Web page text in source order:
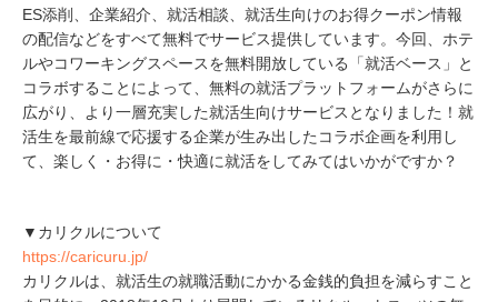
ES添削、企業紹介、就活相談、就活生向けのお得クーポン情報
の配信などをすべて無料でサービス提供しています。今回、ホテ
ルやコワーキングスペースを無料開放している「就活ベース」と
コラボすることによって、無料の就活プラットフォームがさらに
広がり、より一層充実した就活生向けサービスとなりました！就
活生を最前線で応援する企業が生み出したコラボ企画を利用し
て、楽しく・お得に・快適に就活をしてみてはいかがですか？
▼カリクルについて
https://caricuru.jp/
カリクルは、就活生の就職活動にかかる金銭的負担を減らすこと